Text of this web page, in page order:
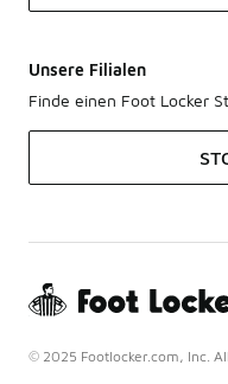
Unsere Filialen
Finde einen Foot Locker
© 2025 Footlocker.com, Inc.